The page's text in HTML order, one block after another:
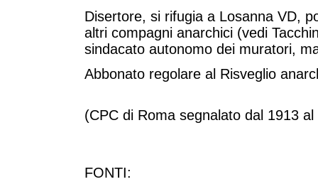
Disertore, si rifugia a Losanna VD,
altri compagni anarchici (vedi
sindacato autonomo dei muratori,
Abbonato regolare al Risveglio
(CPC di Roma segnalato dal 1913
FONTI: